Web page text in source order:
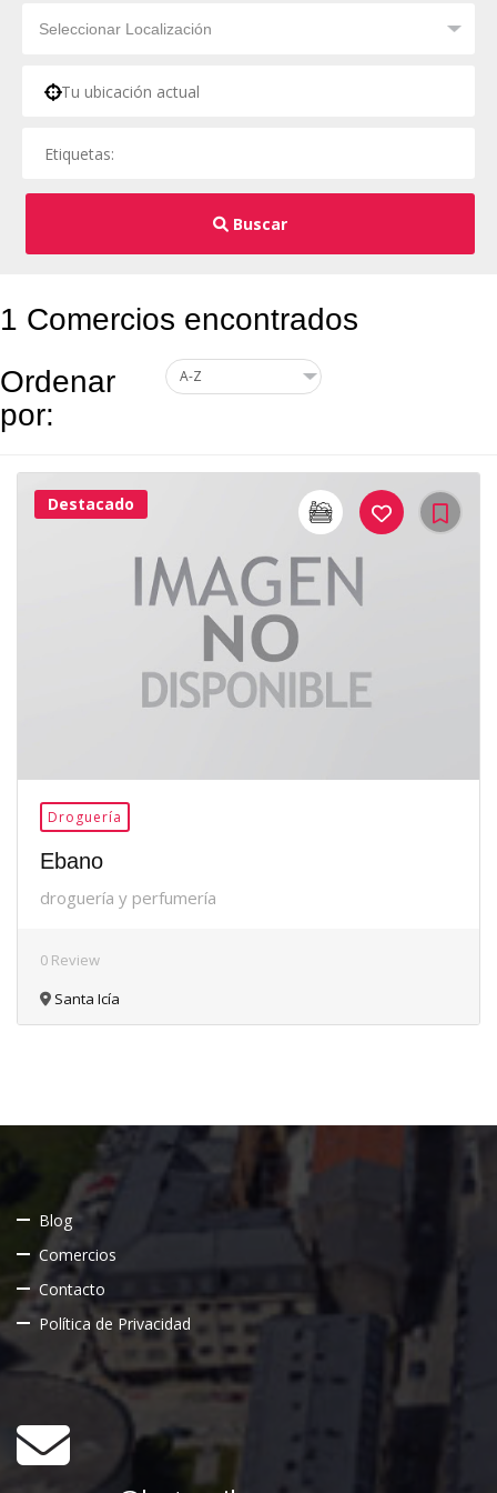
Buscar
1 Comercios encontrados
Ordenar
por:
20Me
Destacado
Droguería
Ebano
droguería y perfumería
0 Review
Santa Icía
Blog
Comercios
Contacto
Política de Privacidad